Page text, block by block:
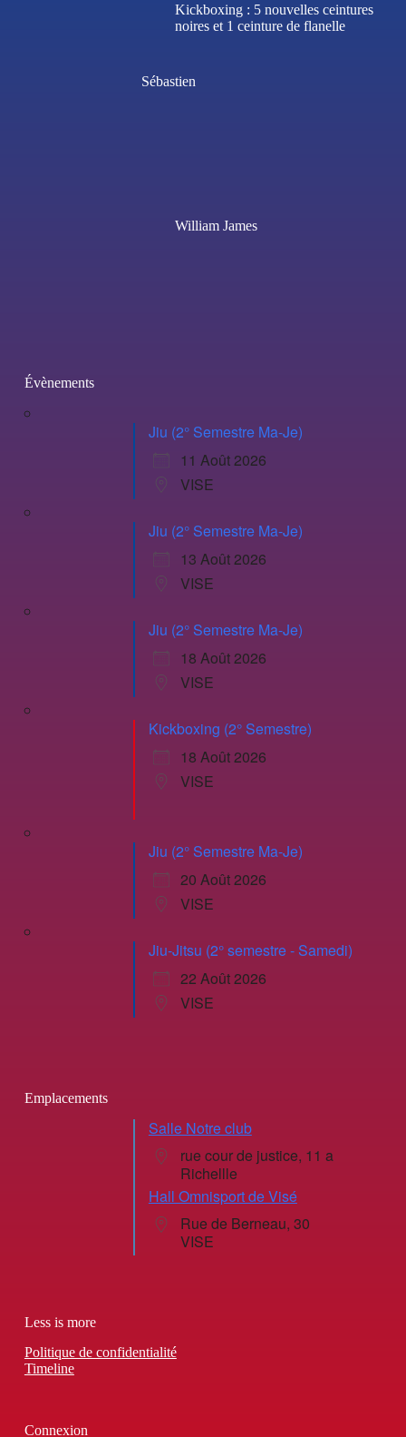
Kickboxing : 5 nouvelles ceintures
noires et 1 ceinture de flanelle
Sébastien
William James
Évènements
Jiu (2° Semestre Ma-Je)
11 Août 2026
VISE
Jiu (2° Semestre Ma-Je)
13 Août 2026
VISE
Jiu (2° Semestre Ma-Je)
18 Août 2026
VISE
Kickboxing (2° Semestre)
18 Août 2026
VISE
Jiu (2° Semestre Ma-Je)
20 Août 2026
VISE
Jiu-Jitsu (2° semestre - Samedi)
22 Août 2026
VISE
Emplacements
Salle Notre club
rue cour de justice, 11 a
Richellle
Hall Omnisport de Visé
Rue de Berneau, 30
VISE
Less is more
Politique de confidentialité
Timeline
Connexion